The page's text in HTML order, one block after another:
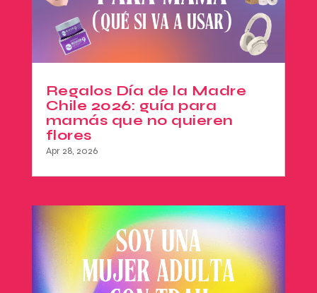
Regalos Día de la Madre
Chile 2026: guía para
mamás que no quieren
flores
Apr 28, 2026